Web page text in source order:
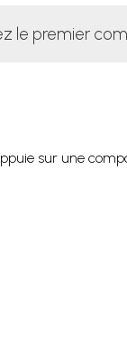
le premier
sur une